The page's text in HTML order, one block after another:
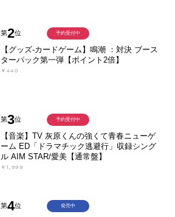
第2位
【グッズ-カードゲーム】鳴潮 ：対決 ブース
ターパック第一弾【ポイント2倍】
￥440
予約受付中
第3位
【音楽】TV 灰原くんの強くて青春ニューゲ
ーム ED「ドラマチック逃避行」収録シング
ル AIM STAR/愛美【通常盤】
￥1,999
予約受付中
第4位 発売中